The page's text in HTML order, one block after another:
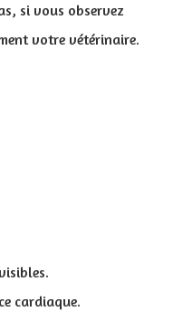
si vous observez
votre vétérinaire.
cardiaque.